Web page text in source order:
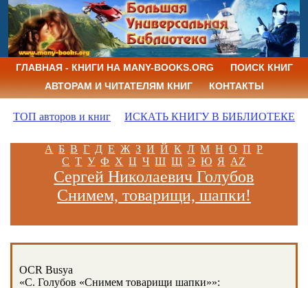
ГЛАВНАЯ - КНИГИ НА MANY-BOOKS.ORG
ПОИСК КНИГ
АВТОРАМ И ЧИТАТЕЛЯМ КНИГ
КОНТАКТЫ
ТОП авторов и книг ИСКАТЬ КНИГУ В БИБЛИОТЕКЕ
А Б В Г Д Е Ж З И Й К Л М Н О П Р
С Т У Ф Х Ц Ч Ш Щ Э Ю Я AZ
Сергей Николаевич Голубов
Снимем, товарищи, шапки!
OCR Busya
«С. Голубов «Снимем товарищи шапки»»: